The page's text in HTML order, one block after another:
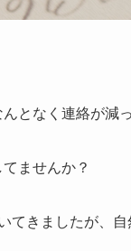
となく連絡が減
ませんか？
てきましたが、